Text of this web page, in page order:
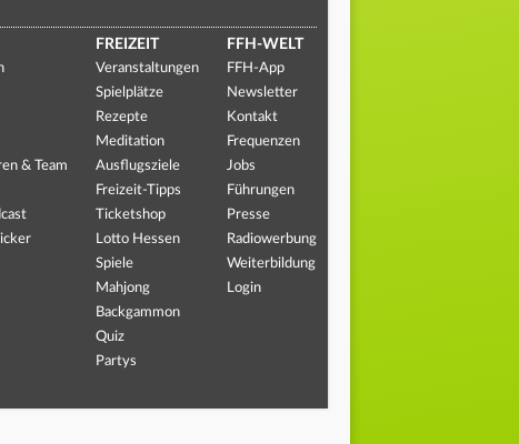
& Team
FREIZEIT
Veranstaltungen
Spielplätze
Rezepte
Meditation
Ausflugsziele
Freizeit-Tipps
Ticketshop
Lotto Hessen
Spiele
Mahjong
Backgammon
Quiz
Partys
FFH-WELT
FFH-App
Newsletter
Kontakt
Frequenzen
Jobs
Führungen
Presse
Radiowerbung
Weiterbildung
Login